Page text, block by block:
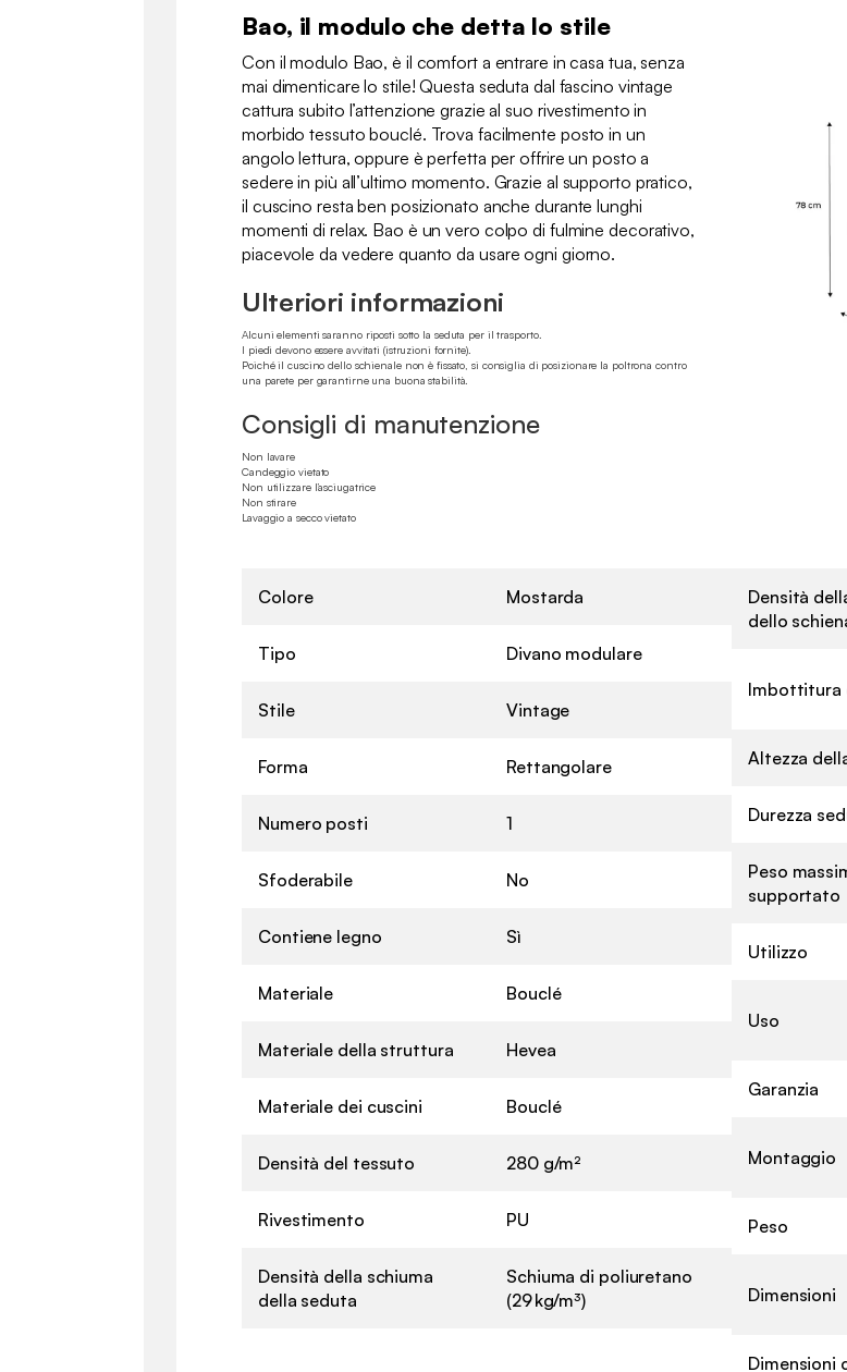
Bao, il modulo che detta lo stile
Con il modulo Bao, è il comfort a entrare in casa tua, senza
mai dimenticare lo stile! Questa seduta dal fascino vintage
cattura subito l’attenzione grazie al suo rivestimento in
morbido tessuto bouclé. Trova facilmente posto in un
angolo lettura, oppure è perfetta per offrire un posto a
sedere in più all’ultimo momento. Grazie al supporto pratico,
il cuscino resta ben posizionato anche durante lunghi
momenti di relax. Bao è un vero colpo di fulmine decorativo,
piacevole da vedere quanto da usare ogni giorno.
Ulteriori informazioni
Alcuni elementi saranno riposti sotto la seduta per il trasporto.
I piedi devono essere avvitati (istruzioni fornite).
Poiché il cuscino dello schienale non è fissato, si consiglia di posizionare la poltrona contro
una parete per garantirne una buona stabilità.
Consigli di manutenzione
Non lavare
Candeggio vietato
Non utilizzare l’asciugatrice
Non stirare
Lavaggio a secco vietato
Colore Mostarda
Tipo Divano modulare
Stile Vintage
Forma Rettangolare
Numero posti 1
Sfoderabile No
Contiene legno Sì
Materiale Bouclé
Materiale della struttura Hevea
Materiale dei cuscini Bouclé
Densità del tessuto 280 g/m²
Rivestimento PU
Densità della schiuma
della seduta
Schiuma di poliuretano
(29 kg/m³)
Densità
dello
Imbottitura
Altezza
Durezza
Peso
supportato
Utilizzo
Uso
Garanzia
Montaggio
Peso
Dimensioni
Dimensioni